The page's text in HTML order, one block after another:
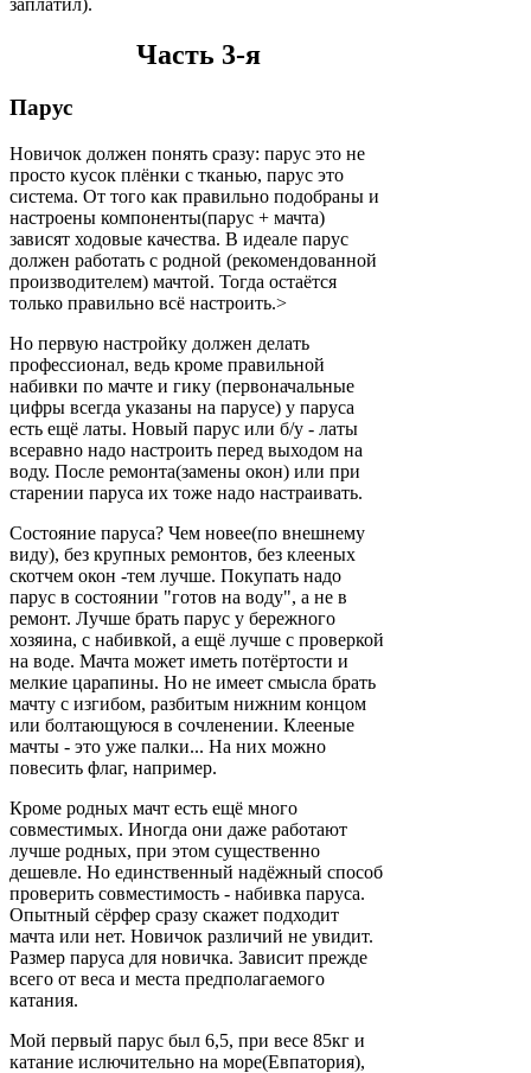
заплатил).
Часть 3-я
Парус
Новичок должен понять сразу: парус это не
просто кусок плёнки с тканью, парус это
система. От того как правильно подобраны и
настроены компоненты(парус + мачта)
зависят ходовые качества. В идеале парус
должен работать с родной (рекомендованной
производителем) мачтой. Тогда остаётся
только правильно всё настроить.>
Но первую настройку должен делать
профессионал, ведь кроме правильной
набивки по мачте и гику (первоначальные
цифры всегда указаны на парусе) у паруса
есть ещё латы. Новый парус или б/у - латы
всеравно надо настроить перед выходом на
воду. После ремонта(замены окон) или при
старении паруса их тоже надо настраивать.
Состояние паруса? Чем новее(по внешнему
виду), без крупных ремонтов, без клееных
скотчем окон -тем лучше. Покупать надо
парус в состоянии "готов на воду", а не в
ремонт. Лучше брать парус у бережного
хозяина, с набивкой, а ещё лучше с проверкой
на воде. Мачта может иметь потёртости и
мелкие царапины. Но не имеет смысла брать
мачту с изгибом, разбитым нижним концом
или болтающуюся в сочленении. Клееные
мачты - это уже палки... На них можно
повесить флаг, например.
Кроме родных мачт есть ещё много
совместимых. Иногда они даже работают
лучше родных, при этом существенно
дешевле. Но единственный надёжный способ
проверить совместимость - набивка паруса.
Опытный сёрфер сразу скажет подходит
мачта или нет. Новичок различий не увидит.
Размер паруса для новичка. Зависит прежде
всего от веса и места предполагаемого
катания.
Мой первый парус был 6,5, при весе 85кг и
катание ислючительно на море(Евпатория),